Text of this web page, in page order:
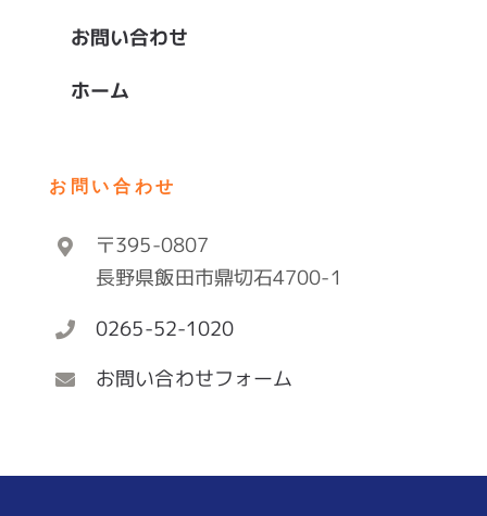
お問い合わせ
ホーム
お問い合わせ
〒395-0807
長野県飯田市鼎切石4700-1
0265-52-1020
お問い合わせフォーム